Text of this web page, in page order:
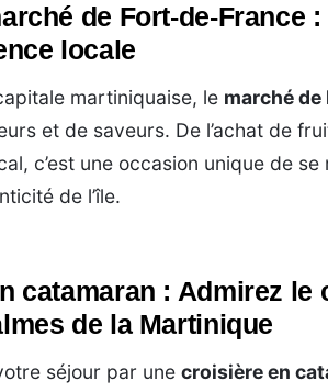
de Fort-de-France
locale
martiniquaise, le marché
et de saveurs. De l’achat de
c’est une occasion unique de
de l’île.
catamaran : Admirez
de la Martinique
séjour par unecroisière en